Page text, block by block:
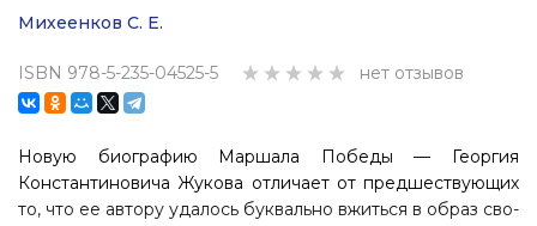
Михеенков С. Е.
ISBN 978-5-235-04525-5 нет отзывов
Новую биографию Маршала Победы — Георгия
Константиновича Жукова отличает от предшествующих
то, что ее автору удалось буквально вжиться в образ сво­